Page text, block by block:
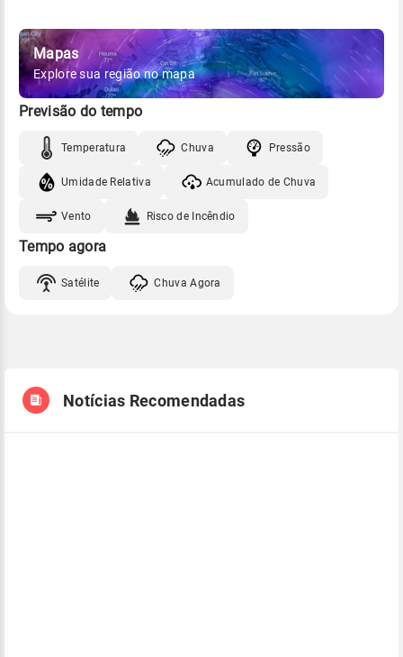
Mapas
Explore sua região no mapa
Previsão do tempo
Temperatura Chuva Pressão
Umidade Relativa Acumulado de Chuva
Vento Risco de Incêndio
Tempo agora
Satélite Chuva Agora
Notícias Recomendadas